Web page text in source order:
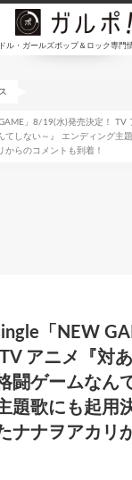
ル・ガールズポップ＆ロック専門
」8/19(水)発売決定！ TV
てしない～』 エンディング主
からのコメントも到着！
「NEW
アニメ『対
闘ゲームなん
題歌にも起用
ナナヲアカリ